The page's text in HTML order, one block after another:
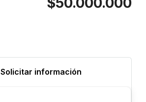
Solicitar información